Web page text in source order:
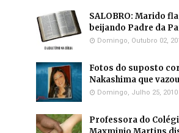
SALOBRO: Marido
beijando Padre da
Domingo, Outubro 02,
Fotos do suposto
Nakashima que
Domingo, Julho 25, 2010
Professora do